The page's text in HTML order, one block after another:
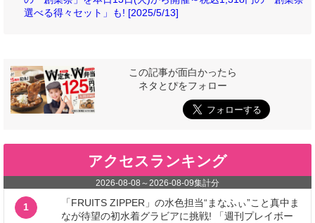
選べる得々セット」も! [2025/5/13]
この記事が面白かったら
ネタとぴをフォロー
アクセスランキング
2026-08-08 ～2026-08-09集計分
1
「FRUITS ZIPPER」の水色担当“まなふぃ”こと真中ま
なが待望の初水着グラビアに挑戦! 「週刊プレイボー